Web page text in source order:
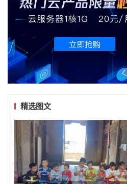
精选图文